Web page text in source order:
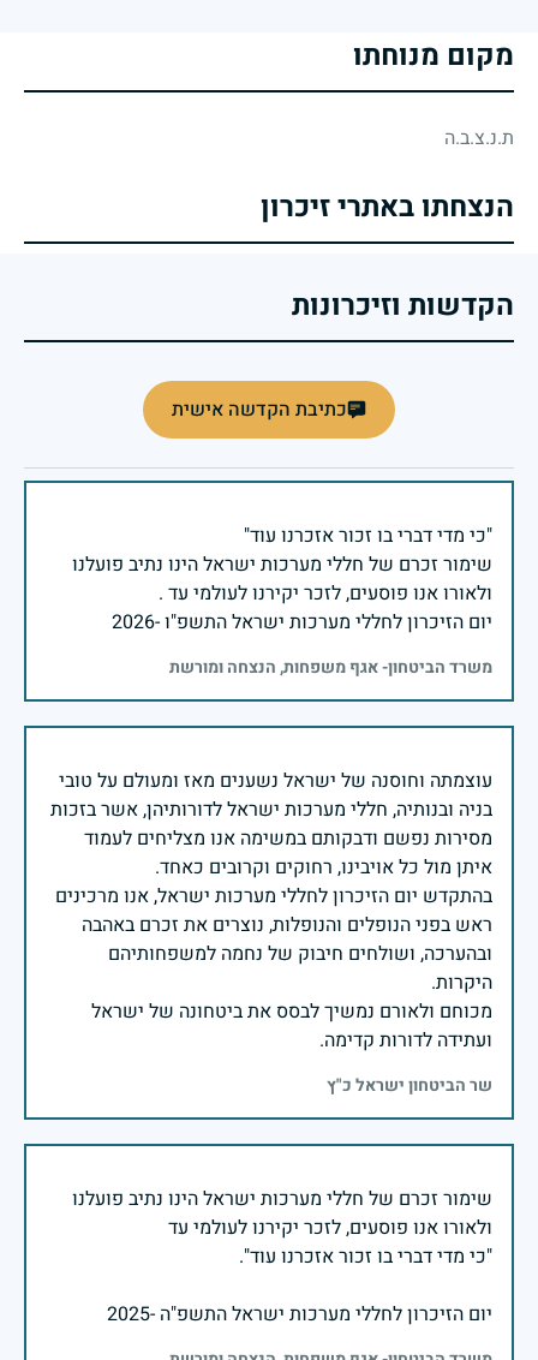
מקום מנוחתו
ת.נ.צ.ב.ה
הנצחתו באתרי זיכרון
הקדשות וזיכרונות
כתיבת הקדשה אישית
שימור זכרם של חללי מערכות ישראל הינו נתיב פועלנו
יום הזיכרון לחללי מערכות ישראל התשפ"ו -2026
משרד הביטחון- אגף משפחות, הנצחה ומורשת
עוצמתה וחוסנה של ישראל נשענים מאז ומעולם על טובי
בניה ובנותיה, חללי מערכות ישראל לדורותיהן, אשר בזכות
מסירות נפשם ודבקותם במשימה אנו מצליחים לעמוד
בהתקדש יום הזיכרון לחללי מערכות ישראל, אנו מרכינים
ראש בפני הנופלים והנופלות, נוצרים את זכרם באהבה
ובהערכה, ושולחים חיבוק של נחמה למשפחותיהם
מכוחם ולאורם נמשיך לבסס את ביטחונה של ישראל
ועתידה לדורות קדימה.
שר הביטחון ישראל כ"ץ
שימור זכרם של חללי מערכות ישראל הינו נתיב פועלנו
יום הזיכרון לחללי מערכות ישראל התשפ"ה -2025